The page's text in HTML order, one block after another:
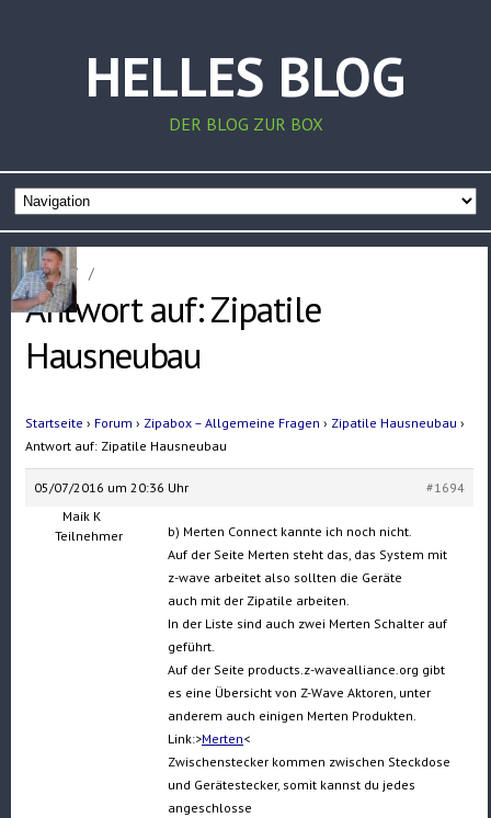
HELLES BLOG
DER BLOG ZUR BOX
Home / /
Antwort auf: Zipatile
Hausneubau
Startseite › Forum › Zipabox – Allgemeine Fragen › Zipatile Hausneubau ›
Antwort auf: Zipatile Hausneubau
05/07/2016 um 20:36 Uhr
#1694
Maik K
Teilnehmer
b) Merten Connect kannte ich noch nicht.
Auf der Seite Merten steht das, das System mit
z-wave arbeitet also sollten die Geräte
auch mit der Zipatile arbeiten.
In der Liste sind auch zwei Merten Schalter auf
geführt.
Auf der Seite products.z-wavealliance.org gibt
es eine Übersicht von Z-Wave Aktoren, unter
anderem auch einigen Merten Produkten.
Link:>Merten<
Zwischenstecker kommen zwischen Steckdose
und Gerätestecker, somit kannst du jedes
angeschlosse